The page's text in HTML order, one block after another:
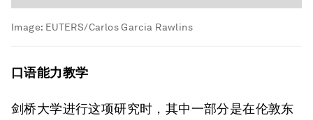
Image: EUTERS/Carlos Garcia Rawlins
口语能力教学
剑桥大学进行这项研究时，其中一部分是在伦敦东